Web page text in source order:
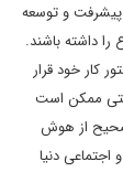
پیشرفت و توسعه
داشته باشند.
کار خود قرار
حتی ممکن است
از هوش
دنیا